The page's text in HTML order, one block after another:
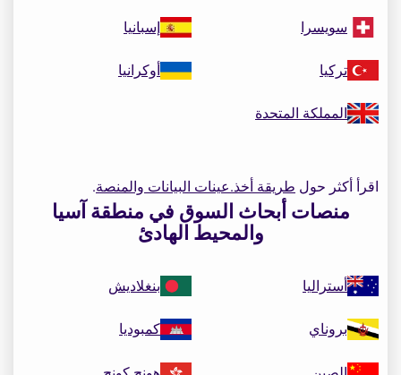
سويسرا إسبانيا
تركيا أوكرانيا
المملكة المتحدة
اقرأ أكثر حول طريقة أخذ.عينات البيانات والمنصة.
منصات أبحاث السوق في منطقة آسيا
والمحيط الهادئ
أستراليا بنغلاديش
بروناي كمبوديا